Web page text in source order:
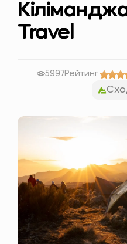
Travel
5997Рейтинг: